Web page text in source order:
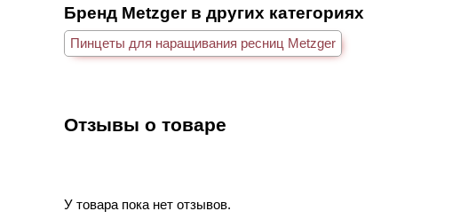
Бренд Metzger в других категориях
Пинцеты для наращивания ресниц Metzger
Отзывы о товаре
У товара пока нет отзывов.